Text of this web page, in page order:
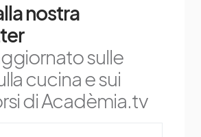
nostra
sulle
cucina e sui
di Acadèmia.tv